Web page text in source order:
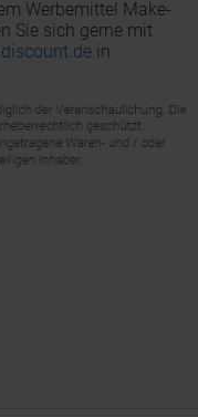
Werbemittel Make-
Sie sich gerne mit
in